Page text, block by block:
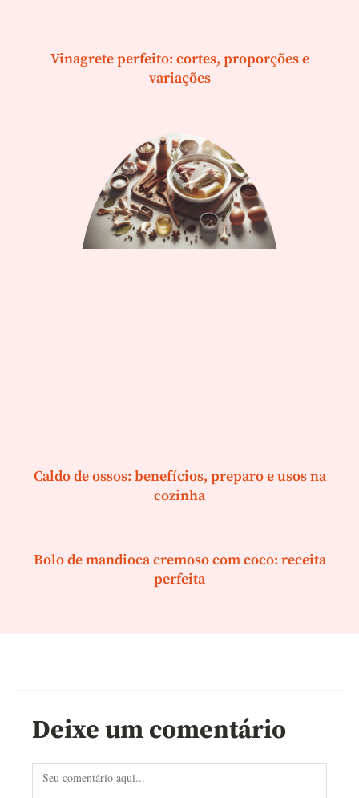
Vinagrete perfeito: cortes, proporções e
variações
Caldo de ossos: benefícios, preparo e usos na
cozinha
Bolo de mandioca cremoso com coco: receita
perfeita
Deixe um comentário